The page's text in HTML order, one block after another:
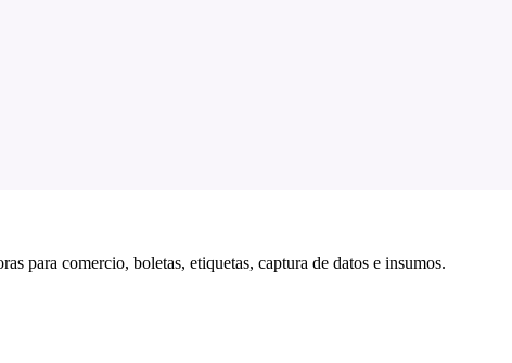
para comercio, boletas, etiquetas, captura de datos e insumos.